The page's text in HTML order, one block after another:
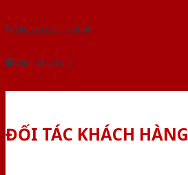
Yêu cầu gọi lại (3 phút)
Dành cho đại lý
ĐỐI TÁC KHÁCH HÀNG